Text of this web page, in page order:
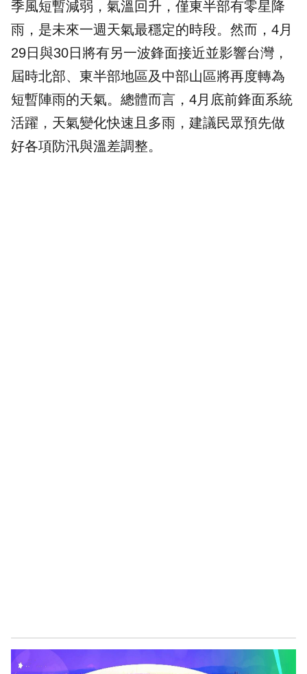
季風短暫減弱，氣溫回升，僅東半部有零星降
雨，是未來一週天氣最穩定的時段。然而，4月
29日與30日將有另一波鋒面接近並影響台灣，
屆時北部、東半部地區及中部山區將再度轉為
短暫陣雨的天氣。總體而言，4月底前鋒面系統
活躍，天氣變化快速且多雨，建議民眾預先做
好各項防汛與溫差調整。